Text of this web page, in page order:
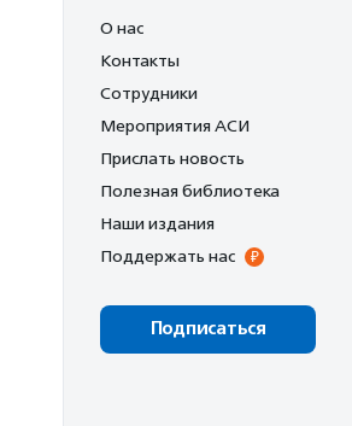
О нас
Контакты
Сотрудники
Мероприятия АСИ
Прислать новость
Полезная библиотека
Наши издания
Поддержать нас
Подписаться